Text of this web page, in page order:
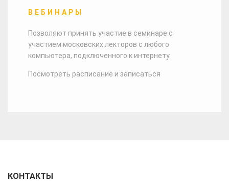
ВЕБИНАРЫ
Позволяют принять участие в семинаре с
участием московских лекторов с любого
компьютера, подключенного к интернету.
Посмотреть расписание и записаться
КОНТАКТЫ